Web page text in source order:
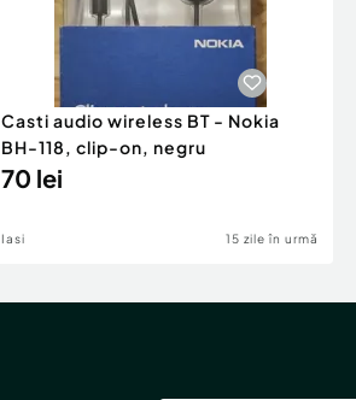
Casti audio wireless BT - Nokia
BH-118, clip-on, negru
70 lei
Iasi 15 zile în urmă